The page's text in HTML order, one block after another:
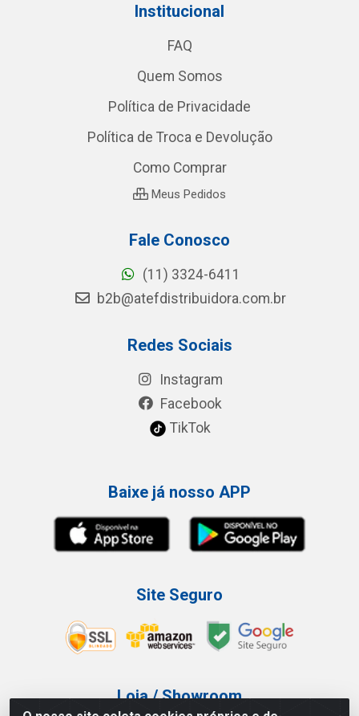
Institucional
FAQ
Quem Somos
Política de Privacidade
Política de Troca e Devolução
Como Comprar
Meus Pedidos
Fale Conosco
(11) 3324-6411
b2b@atefdistribuidora.com.br
Redes Sociais
Instagram
Facebook
TikTok
Baixe já nosso APP
Site Seguro
Loja / Showroom